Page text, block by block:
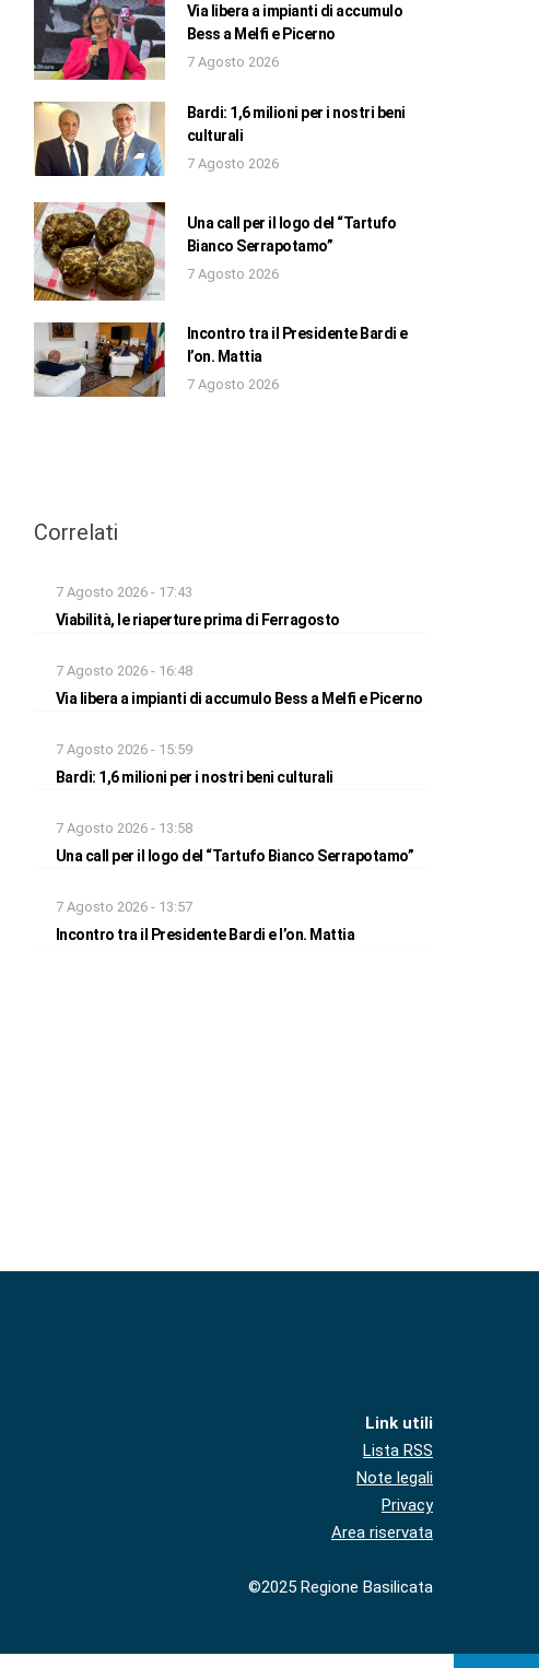
Via libera a impianti di accumulo
Bess a Melfi e Picerno
7 Agosto 2026
Bardi: 1,6 milioni per i nostri beni
culturali
7 Agosto 2026
Una call per il logo del “Tartufo
Bianco Serrapotamo”
7 Agosto 2026
Incontro tra il Presidente Bardi e
l’on. Mattia
7 Agosto 2026
Correlati
7 Agosto 2026 - 17:43
Viabilità, le riaperture prima di Ferragosto
7 Agosto 2026 - 16:48
Via libera a impianti di accumulo Bess a Melfi e Picerno
7 Agosto 2026 - 15:59
Bardi: 1,6 milioni per i nostri beni culturali
7 Agosto 2026 - 13:58
Una call per il logo del “Tartufo Bianco Serrapotamo”
7 Agosto 2026 - 13:57
Incontro tra il Presidente Bardi e l’on. Mattia
Link utili
Lista RSS
Note legali
Privacy
Area riservata
©2025 Regione Basilicata